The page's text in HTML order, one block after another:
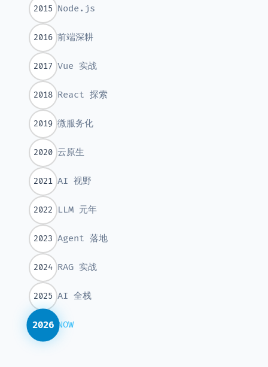
2015 Node.js
2016 前端深耕
2017 Vue 实战
2018 React 探索
2019 微服务化
2020 云原生
2021 AI 视野
2022 LLM 元年
2023 Agent 落地
2024 RAG 实战
2025 AI 全栈
2026 NOW